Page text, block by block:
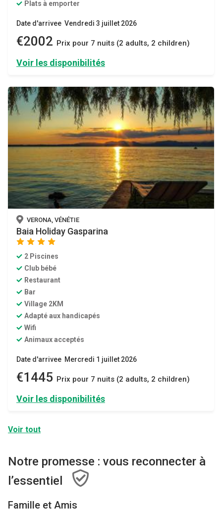
Plats à emporter
Date d'arrivee Vendredi 3 juillet 2026
€2002 Prix ​​pour 7 nuits (2 adults, 2 children)
Voir les disponibilités
VERONA, VÉNÉTIE
Baia Holiday Gasparina
star star star
2 Piscines
Club bébé
Restaurant
Bar
Village 2KM
Adapté aux handicapés
Wifi
Animaux acceptés
Date d'arrivee Mercredi 1 juillet 2026
€1445 Prix ​​pour 7 nuits (2 adults, 2 children)
Voir les disponibilités
Voir tout
Notre promesse : vous reconnecter à
l’essentiel
Famille et Amis